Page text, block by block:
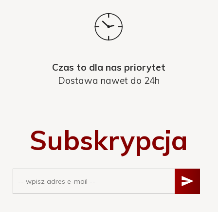
Czas to dla nas priorytet
Dostawa nawet do 24h
Subskrypcja